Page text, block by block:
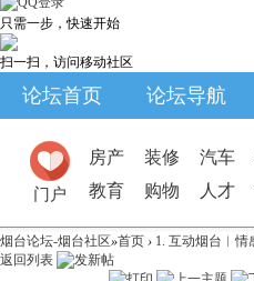
只需一步，快速开始
扫一扫，访问移动社区
论坛首页 论坛导航
门户
房产 装修 汽车
教育
购物 人才
烟台论坛-烟台社区»首页 › 1. 互动烟台︱情
返回列表